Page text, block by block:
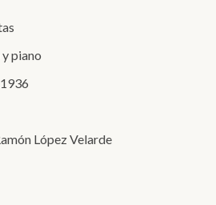
piano
López Velarde